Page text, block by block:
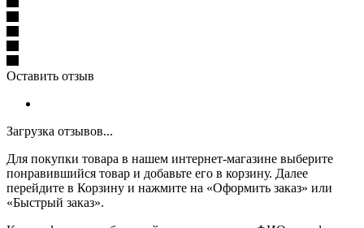
Оставить отзыв
Загрузка отзывов...
Для покупки товара в нашем интернет-магазине выберите
понравившийся товар и добавьте его в корзину. Далее
перейдите в Корзину и нажмите на «Оформить заказ» или
«Быстрый заказ».